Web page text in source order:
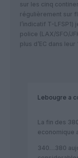
sur les cinq
régulièrement sur
l’indicatif T-
police (LAX/SFO/
plus d’EC dans
Lebougre a
La fin des
economique
340…380